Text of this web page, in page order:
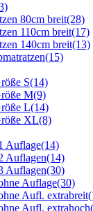
80cm breit(28)
110cm breit(17)
140cm breit(13)
(15)
S(14)
M(9)
L(14)
XL(8)
Auflage(14)
Auflagen(14)
Auflagen(30)
Auflage(30)
Aufl. extrabreit
Aufl. extrahoch